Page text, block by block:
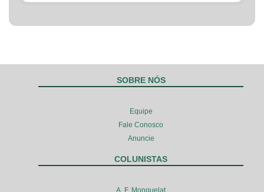
SOBRE NÓS
Equipe
Fale Conosco
Anuncie
COLUNISTAS
A. F. Monquelat